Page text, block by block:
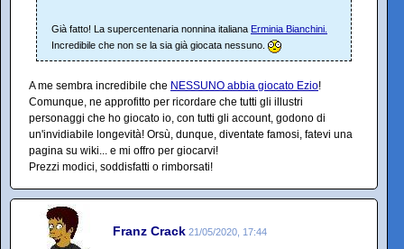
Già fatto! La supercentenaria nonnina italiana Erminia Bianchini.
Incredibile che non se la sia già giocata nessuno.
A me sembra incredibile che NESSUNO abbia giocato Ezio!
Comunque, ne approfitto per ricordare che tutti gli illustri
personaggi che ho giocato io, con tutti gli account, godono di
un'invidiabile longevità! Orsù, dunque, diventate famosi, fatevi una
pagina su wiki... e mi offro per giocarvi!
Prezzi modici, soddisfatti o rimborsati!
Franz Crack 21/05/2020, 17:44